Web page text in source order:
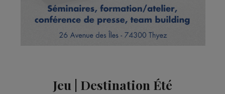
Jeu | Destination Été